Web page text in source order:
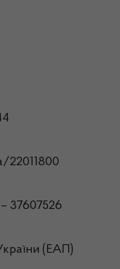
22011800
37607526
(ЕАП)